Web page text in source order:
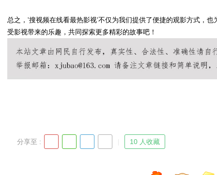
总之，'搜视频在线看最热影视'不仅为我们提供了便捷的观影方式，
受影视带来的乐趣，共同探索更多精彩的故事吧！
分享至 : 10 人收藏